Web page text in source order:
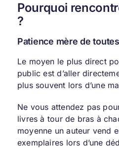
Pourquoi
?
Patience mère de
Le moyen le plus direct
public est d’aller
plus souvent lors d’une
Ne vous attendez pas
livres à tour de bras à
moyenne un auteur vend
exemplaires lors d’une